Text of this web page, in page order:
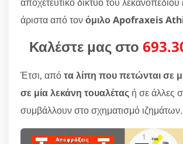
άριστα από τονόμιλο Apofraxeis
Καλέστε μας στο
Έτσι, απότα λίπη που πετώνται σε
σε μία λεκάνη τουαλέτας ή σε άλλες
συμβάλλουν στο σχηματισμό ιζημάτων.